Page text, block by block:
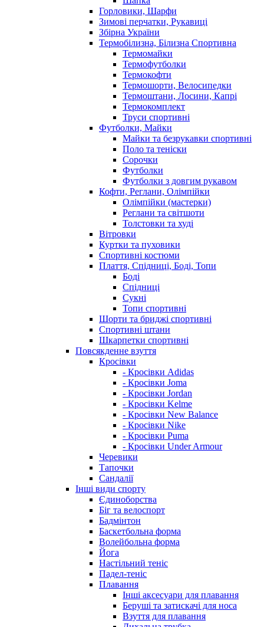
Горловики, Шарфи
Зимові перчатки, Рукавиці
Збірна України
Термобілизна, Білизна Спортивна
Термомайки
Термофутболки
Термокофти
Термошорти, Велосипедки
Термоштани, Лосини, Капрі
Термокомплект
Труси спортивні
Футболки, Майки
Майки та безрукавки спортивні
Поло та теніски
Сорочки
Футболки
Футболки з довгим рукавом
Кофти, Реглани, Олімпійки
Олімпійки (мастерки)
Реглани та світшоти
Толстовки та худі
Вітровки
Куртки та пуховики
Спортивні костюми
Плаття, Спідниці, Боді, Топи
Боді
Спідниці
Сукні
Топи спортивні
Шорти та бриджі спортивні
Спортивні штани
Шкарпетки спортивні
Повсякденне взуття
Кросівки
- Кросівки Adidas
- Кросівки Joma
- Кросівки Jordan
- Кросівки Kelme
- Кросівки New Balance
- Кросівки Nike
- Кросівки Puma
- Кросівки Under Armour
Черевики
Тапочки
Сандалії
Інші види спорту
Єдиноборства
Біг та велоспорт
Бадмінтон
Баскетбольна форма
Волейбольна форма
Йога
Настільний теніс
Падел-теніс
Плавання
Інші аксесуари для плавання
Беруші та затискачі для носа
Взуття для плавання